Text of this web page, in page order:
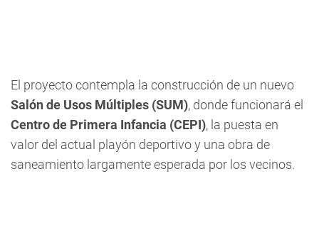
El proyecto contempla la construcción de un nuevo
Salón de Usos Múltiples (SUM), donde funcionará el
Centro de Primera Infancia (CEPI), la puesta en
valor del actual playón deportivo y una obra de
saneamiento largamente esperada por los vecinos.